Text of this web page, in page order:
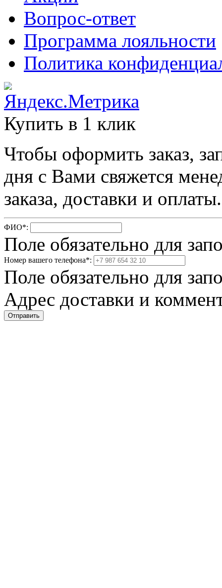
Вопрос-ответ
Программа лояльности
Политика
Купить в 1 клик
Чтобы оформить заказ,
дня с Вами свяжется
заказа, доставки и оплаты.
ФИО*:
Поле обязательно для
Номер вашего телефона*:
Поле обязательно для
Адрес доставки и